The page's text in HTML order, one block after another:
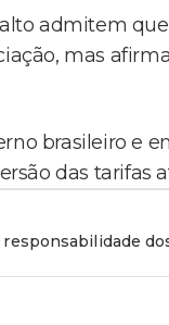
admitem
mas
brasileiro e
das tarifas